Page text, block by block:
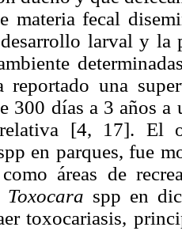
materia fecal
larval y la
reportado una
300 días a 3 años a
relativa [4, 17]. El
en parques, fue
áreas de
Toxocara spp en
toxocariasis,